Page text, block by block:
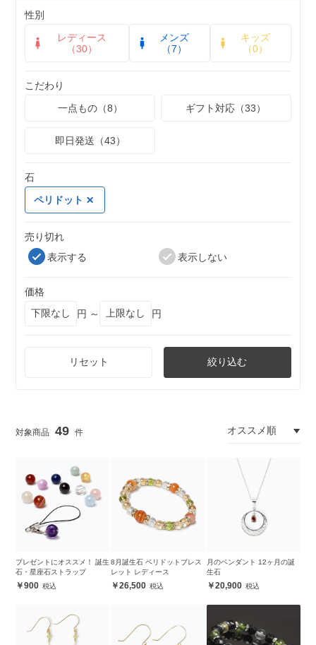
性別
レディース
（30）
メンズ
（7）
キッズ
（0）
こだわり
一点もの（8）
ギフト対応（33）
即日発送（43）
石
ペリドット
売り切れ
表示する
表示しない
価格
円 ～
円
リセット 絞り込む
49
プレゼントにオススメ！ 誕生
石・星座石ストラップ
900
8月誕生石 ペリドットブレス
レット レディース
26,500
月のペンダント 12ヶ月の誕
生石
20,900